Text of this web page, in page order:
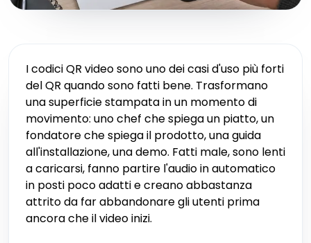
I codici QR video sono uno dei casi d'uso più forti
del QR quando sono fatti bene. Trasformano
una superficie stampata in un momento di
movimento: uno chef che spiega un piatto, un
fondatore che spiega il prodotto, una guida
all'installazione, una demo. Fatti male, sono lenti
a caricarsi, fanno partire l'audio in automatico
in posti poco adatti e creano abbastanza
attrito da far abbandonare gli utenti prima
ancora che il video inizi.